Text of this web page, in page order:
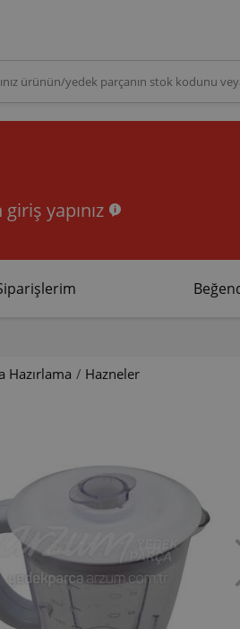
yapınız
Hazırlama / Hazneler